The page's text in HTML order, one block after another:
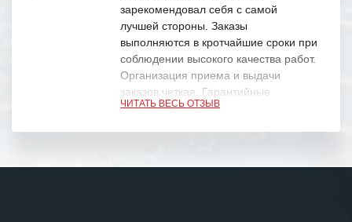
зарекомендовал себя с самой
лучшей стороны. Заказы
выполняются в кротчайшие сроки при
соблюдении высокого качества работ.
Организация приема и выдачи
заказов четкая. Гарантийные
обязательства выполняются в
ЧИТАТЬ ВЕСЬ ОТЗЫВ